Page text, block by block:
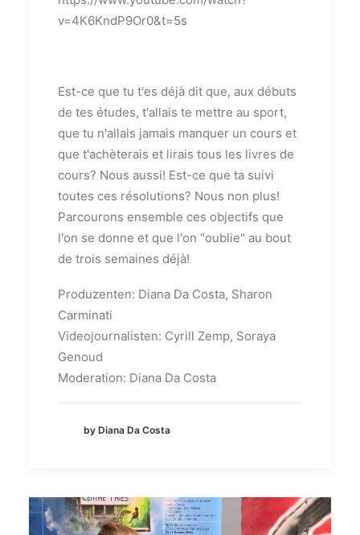
v=4K6KndP9Or0&t=5s
Est-ce que tu t'es déjà dit que, aux débuts
de tes études, t'allais te mettre au sport,
que tu n'allais jamais manquer un cours et
que t'achèterais et lirais tous les livres de
cours? Nous aussi! Est-ce que ta suivi
toutes ces résolutions? Nous non plus!
Parcourons ensemble ces objectifs que
l'on se donne et que l'on "oublie" au bout
de trois semaines déjà!
Produzenten: Diana Da Costa, Sharon
Carminati
Videojournalisten: Cyrill Zemp, Soraya
Genoud
Moderation: Diana Da Costa
by Diana Da Costa